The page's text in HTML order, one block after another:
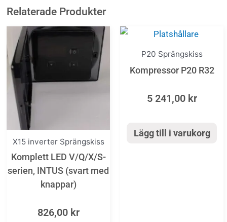
Relaterade Produkter
X15 inverter Sprängskiss
Komplett LED V/Q/X/S-
serien, INTUS (svart med
knappar)
826,00 kr
P20 Sprängskiss
Kompressor P20 R32
5 241,00 kr
Lägg till i varukorg